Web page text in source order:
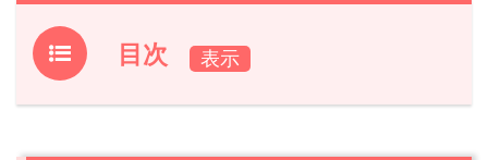
目次
1.アニメ『ダイナ荘びより』前回第2話のあらすじと振り返